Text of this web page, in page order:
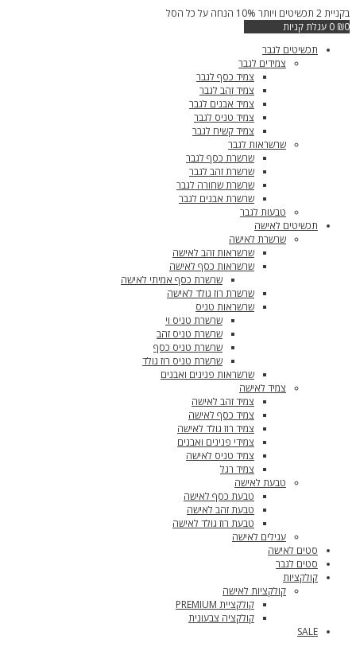
דילוג
לתוכן
בקניית 2 תכשיטים ויותר 10% הנחה על כל הסל
₪0
0 עגלת קניות
תכשיטים לגבר
צמידים לגבר
צמיד כסף לגבר
צמיד זהב לגבר
צמיד אבנים לגבר
צמיד טניס לגבר
צמיד קשיח לגבר
שרשראות לגבר
שרשרת כסף לגבר
שרשרת זהב לגבר
שרשרת שחורה לגבר
שרשרת אבנים לגבר
טבעות לגבר
תכשיטים לאישה
שרשרת לאישה
שרשראות זהב לאישה
שרשראות כסף לאישה
שרשרת כסף אמיתי לאישה
שרשרת רוז גולד לאישה
שרשראות טניס
שרשרת טניס וי
שרשרת טניס זהב
שרשרת טניס כסף
שרשרת טניס רוז גולד
שרשראות פנינים ואבנים
צמיד לאישה
צמיד זהב לאישה
צמיד כסף לאישה
צמיד רוז גולד לאישה
צמידי פנינים ואבנים
צמיד טניס לאישה
צמיד רגל
טבעת לאישה
טבעת כסף לאישה
טבעת זהב לאישה
טבעת רוז גולד לאישה
עגילים לאישה
סטים לאישה
סטים לגבר
קולקציות
קולקציות לאישה
קולקציית PREMIUM
קולקציה צבעונית
SALE